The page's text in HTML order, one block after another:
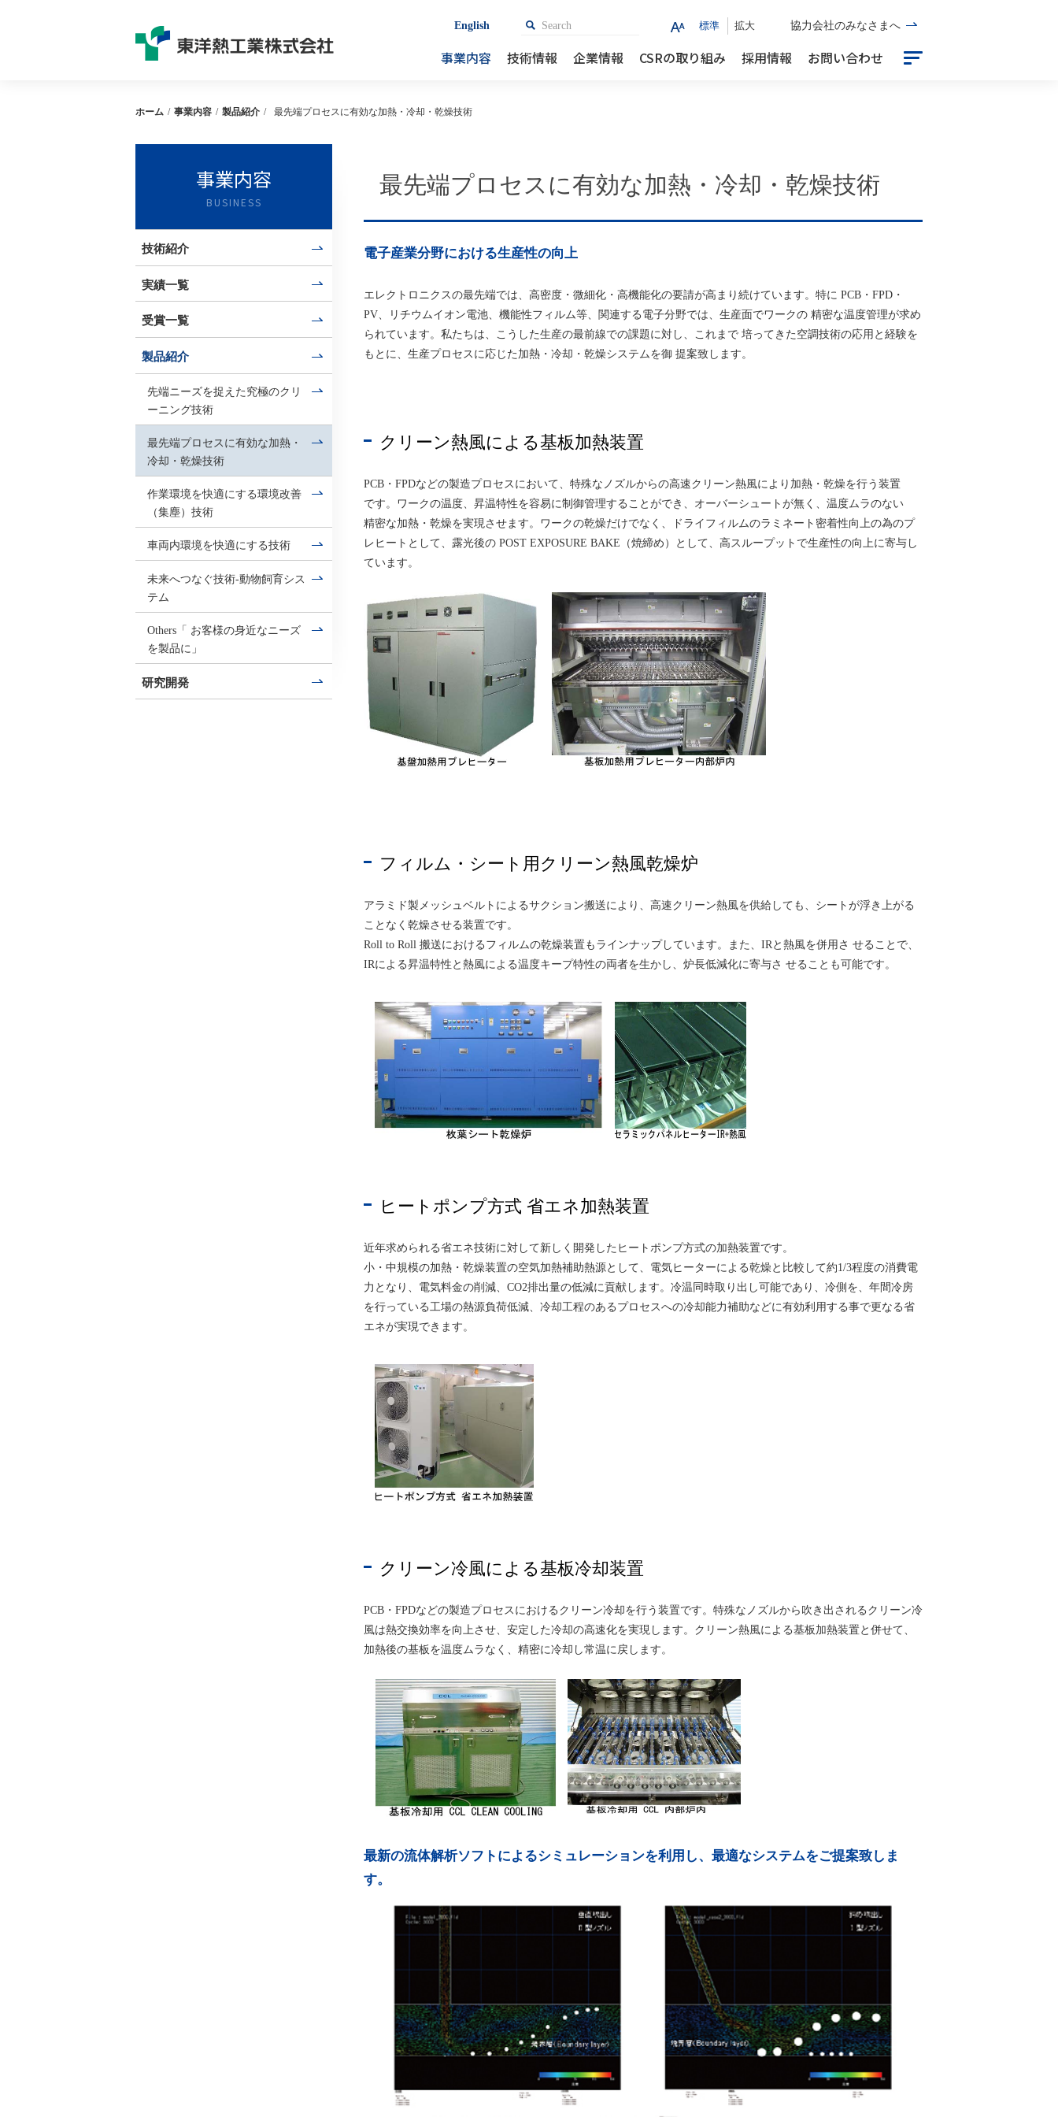
English Search
検索 標準 拡大 協力会社のみなさまへ
事業内容 技術情報 企業情報 CSRの取り組み 採用情報 お問い合わせ
ホーム / 事業内容 / 製品紹介 / 最先端プロセスに有効な加熱・冷却・乾燥技術
最先端プロセスに有効な加熱・冷却・乾燥技術
電子産業分野における生産性の向上
エレクトロニクスの最先端では、高密度・微細化・高機能化の要請が高まり続けています。特に PCB・FPD・
PV、リチウムイオン電池、機能性フィルム等、関連する電子分野では、生産面でワークの 精密な温度管理が求め
られています。私たちは、こうした生産の最前線での課題に対し、これまで 培ってきた空調技術の応用と経験を
もとに、生産プロセスに応じた加熱・冷却・乾燥システムを御 提案致します。
クリーン熱風による基板加熱装置
PCB・FPDなどの製造プロセスにおいて、特殊なノズルからの高速クリーン熱風により加熱・乾燥を行う装置
です。ワークの温度、昇温特性を容易に制御管理することができ、オーバーシュートが無く、温度ムラのない
精密な加熱・乾燥を実現させます。ワークの乾燥だけでなく、ドライフィルムのラミネート密着性向上の為のプ
レヒートとして、露光後の POST EXPOSURE BAKE（焼締め）として、高スループットで生産性の向上に寄与し
ています。
フィルム・シート用クリーン熱風乾燥炉
アラミド製メッシュベルトによるサクション搬送により、高速クリーン熱風を供給しても、シートが浮き上がる
ことなく乾燥させる装置です。
Roll to Roll 搬送におけるフィルムの乾燥装置もラインナップしています。また、IRと熱風を併用さ せることで、
IRによる昇温特性と熱風による温度キープ特性の両者を生かし、炉長低減化に寄与さ せることも可能です。
ヒートポンプ方式 省エネ加熱装置
近年求められる省エネ技術に対して新しく開発したヒートポンプ方式の加熱装置です。
小・中規模の加熱・乾燥装置の空気加熱補助熱源として、電気ヒーターによる乾燥と比較して約1/3程度の消費電
力となり、電気料金の削減、CO2排出量の低減に貢献します。冷温同時取り出し可能であり、冷側を、年間冷房
を行っている工場の熱源負荷低減、冷却工程のあるプロセスへの冷却能力補助などに有効利用する事で更なる省
エネが実現できます。
クリーン冷風による基板冷却装置
PCB・FPDなどの製造プロセスにおけるクリーン冷却を行う装置です。特殊なノズルから吹き出されるクリーン冷
風は熱交換効率を向上させ、安定した冷却の高速化を実現します。クリーン熱風による基板加熱装置と併せて、
加熱後の基板を温度ムラなく、精密に冷却し常温に戻します。
最新の流体解析ソフトによるシミュレーションを利用し、最適なシステムをご提案致しま
す。
事業内容
技術紹介
実績一覧
受賞一覧
製品紹介
先端ニーズを捉えた究極のクリ
ーニング技術
最先端プロセスに有効な加熱・
冷却・乾燥技術
作業環境を快適にする環境改善
（集塵）技術
車両内環境を快適にする技術
未来へつなぐ技術-動物飼育シス
テム
Others「 お客様の身近なニーズ
を製品に」
研究開発